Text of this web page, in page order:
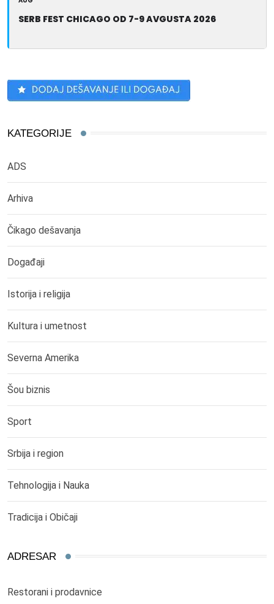
SERB FEST CHICAGO OD 7-9 AVGUSTA 2026
KATEGORIJE
ADS
Arhiva
Čikago dešavanja
Događaji
Istorija i religija
Kultura i umetnost
Severna Amerika
Šou biznis
Sport
Srbija i region
Tehnologija i Nauka
Tradicija i Običaji
ADRESAR
Restorani i prodavnice